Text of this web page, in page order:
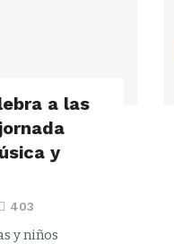
a las
y
403
y niños